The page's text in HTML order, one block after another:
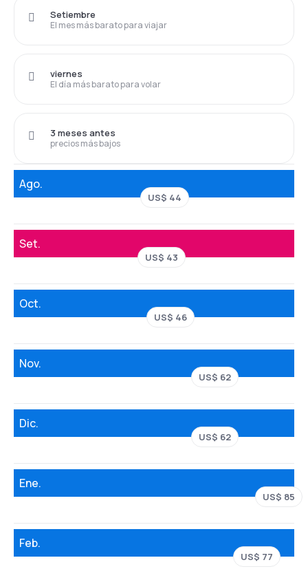
El mes más barato para viajar
Setiembre
El día más barato para volar
viernes
precios más bajos
3 meses antes
Ago.
US$ 44
Set.
US$ 43
Oct.
US$ 46
Nov.
US$ 62
Dic.
US$ 62
Ene.
US$ 85
Feb.
US$ 77